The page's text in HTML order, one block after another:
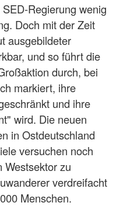
Regierung wenig
Doch mit der Zeit
ausgebildeter
und so führt die
durch, bei
markiert, ihre
und ihre
wird. Die neuen
in Ostdeutschland
versuchen noch
Westsektor zu
verdreifacht
Menschen.